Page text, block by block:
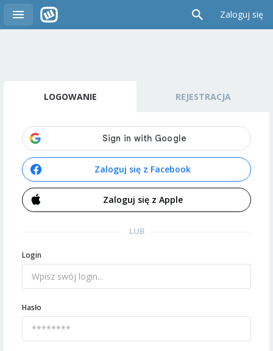
Zaloguj się
LOGOWANIE REJESTRACJA
Zaloguj się z Facebook
Zaloguj się z Apple
LUB
Login
Hasło